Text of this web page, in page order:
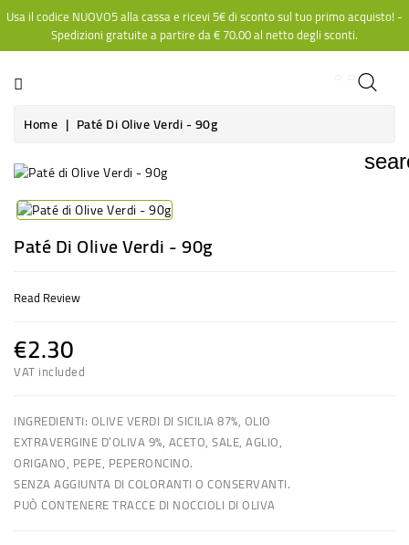
Usa il codice NUOVO5 alla cassa e ricevi 5€ di sconto sul tuo primo acquisto! -
Spedizioni gratuite a partire da€ 70.00al netto degli sconti.
CATEGORY
Home Paté Di Olive Verdi - 90g
Paté Di Olive Verdi - 90g
Read Review
€2.30
VAT included
INGREDIENTI: OLIVE VERDI DI SICILIA 87%, OLIO
EXTRAVERGINE D’OLIVA 9%, ACETO, SALE, AGLIO,
ORIGANO, PEPE, PEPERONCINO.
SENZA AGGIUNTA DI COLORANTI O CONSERVANTI.
PUÒ CONTENERE TRACCE DI NOCCIOLI DI OLIVA